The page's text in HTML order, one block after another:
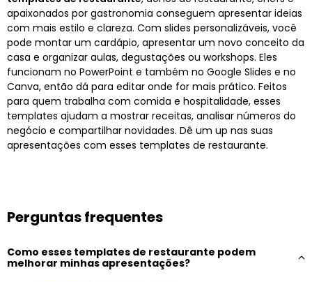
apaixonados por gastronomia conseguem apresentar ideias
com mais estilo e clareza. Com slides personalizáveis, você
pode montar um cardápio, apresentar um novo conceito da
casa e organizar aulas, degustações ou workshops. Eles
funcionam no PowerPoint e também no Google Slides e no
Canva, então dá para editar onde for mais prático. Feitos
para quem trabalha com comida e hospitalidade, esses
templates ajudam a mostrar receitas, analisar números do
negócio e compartilhar novidades. Dê um up nas suas
apresentações com esses templates de restaurante.
Perguntas frequentes
Como esses templates de restaurante podem
melhorar minhas apresentações?